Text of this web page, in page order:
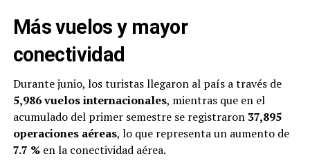
Más vuelos y mayor
conectividad
Durante junio, los turistas llegaron al país a través de
5,986 vuelos internacionales, mientras que en el
acumulado del primer semestre se registraron 37,895
operaciones aéreas, lo que representa un aumento de
7.7 %en la conectividad aérea.